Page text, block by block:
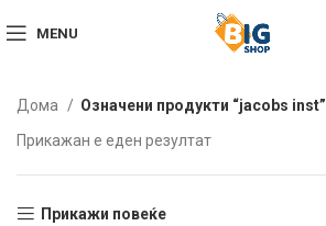
MENU
Дома
Означени продукти “jacobs inst”
Прикажан е еден резултат
Прикажи повеќе